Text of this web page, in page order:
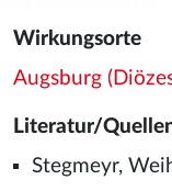
Wirkungsorte
Augsburg
Literatur/
Stegmeyr,